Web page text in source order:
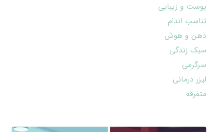
پوست و زیبایی
تناسب اندام
ذهن و هوش
سبک زندگی
سرگرمی
لیزر درمانی
متفرقه